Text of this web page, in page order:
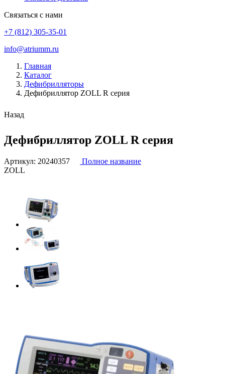
Связаться с нами
+7 (812) 305-35-01
info@atriumm.ru
Главная
Каталог
Дефибрилляторы
Дефибриллятор ZOLL R серия
Назад
Дефибриллятор ZOLL R серия
Артикул: 20240357
Полное название
ZOLL